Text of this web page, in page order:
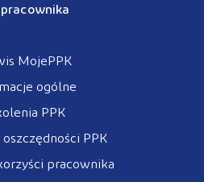
MojePPK
ogólne
PPK
PPK
pracownika